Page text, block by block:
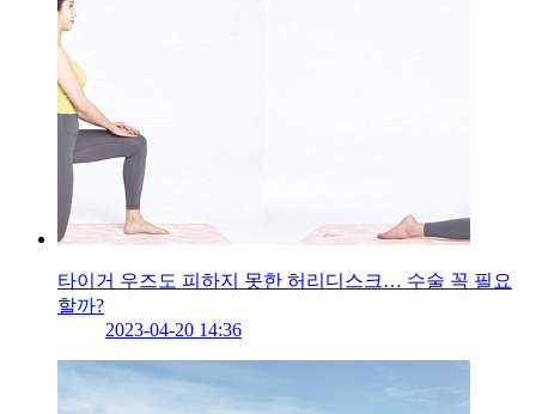
타이거 우즈도 피하지 못한 허리디스크… 수술 꼭 필요
할까?
2023-04-20 14:36